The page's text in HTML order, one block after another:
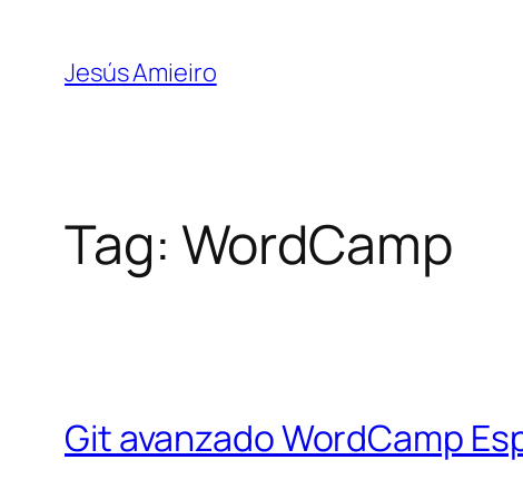
content
Jesús Amieiro
Tag: WordCamp
Git avanzado WordCamp